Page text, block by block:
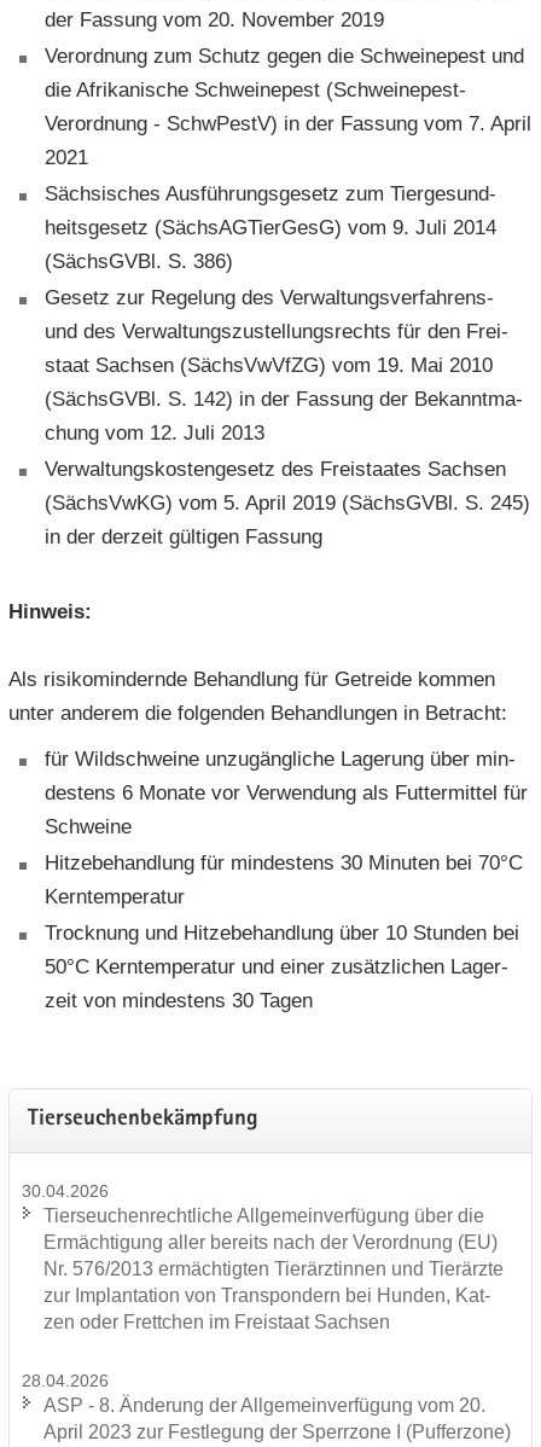
der Fas­sung vom 20. No­vem­ber 2019
Ver­ord­nung zum Schutz gegen die Schwei­ne­pest und
die Afri­ka­ni­sche Schwei­ne­pest (Schweinepest-​
Verordnung - SchwPestV) in der Fas­sung vom 7. April
2021
Säch­si­sches Aus­füh­rungs­ge­setz zum Tier­ge­sund­
heits­ge­setz (Säch­s­AG­Tier­GesG) vom 9. Juli 2014
(Sächs­GVBl. S. 386)
Ge­setz zur Re­ge­lung des Verwaltungsverfahrens-​
und des Ver­wal­tungs­zu­stel­lungs­rechts für den Frei­
staat Sach­sen (Sächs­VwVfZG) vom 19. Mai 2010
(Sächs­GVBl. S. 142) in der Fas­sung der Be­kannt­ma­
chung vom 12. Juli 2013
Ver­wal­tungs­kos­ten­ge­setz des Frei­staa­tes Sach­sen
(Sächs­VwKG) vom 5. April 2019 (Sächs­GVBl. S. 245)
in der der­zeit gül­ti­gen Fas­sung
Hin­weis:
Als ri­si­ko­min­dern­de Be­hand­lung für Ge­trei­de kom­men
unter an­de­rem die fol­gen­den Be­hand­lun­gen in Be­tracht:
für Wild­schwei­ne un­zu­gäng­li­che La­ge­rung über min­
des­tens 6 Mo­na­te vor Ver­wen­dung als Fut­ter­mit­tel für
Schwei­ne
Hit­ze­be­hand­lung für min­des­tens 30 Mi­nu­ten bei 70°C
Kern­tem­pe­ra­tur
Trock­nung und Hit­ze­be­hand­lung über 10 Stun­den bei
50°C Kern­tem­pe­ra­tur und einer zu­sätz­li­chen La­ger­
zeit von min­des­tens 30 Tagen
Tier­seu­chen­be­kämp­fung
30.04.2026
Tier­seu­chen­recht­li­che All­ge­mein­ver­fü­gung über die
Er­mäch­ti­gung aller be­reits nach der Ver­ord­nung (EU)
Nr. 576/2013 er­mäch­tig­ten Tier­ärz­tin­nen und Tier­ärz­te
zur Im­plan­ta­ti­on von Trans­pon­dern bei Hun­den, Kat­
zen oder Frett­chen im Frei­staat Sach­sen
28.04.2026
ASP - 8. Än­de­rung der All­ge­mein­ver­fü­gung vom 20.
April 2023 zur Fest­le­gung der Sperr­zo­ne I (Puf­fer­zo­ne)